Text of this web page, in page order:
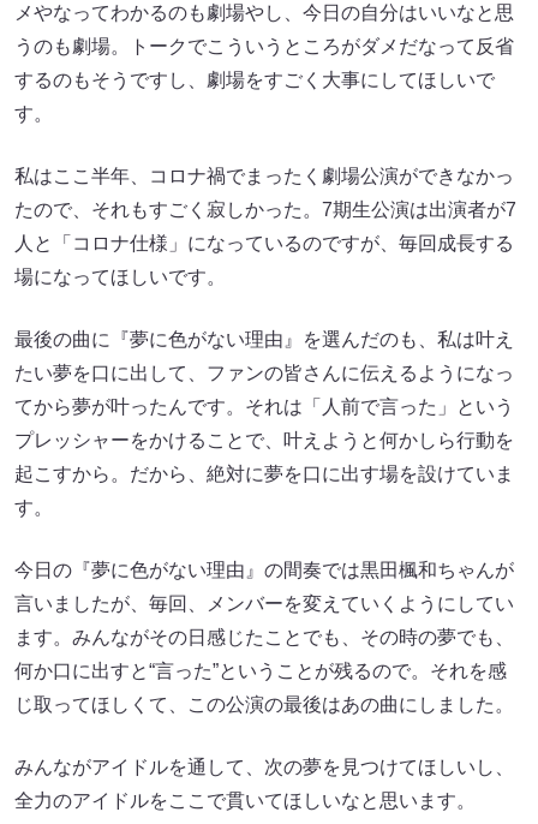
メやなってわかるのも劇場やし、今日の自分はいいなと思
うのも劇場。トークでこういうところがダメだなって反省
するのもそうですし、劇場をすごく大事にしてほしいで
す。
私はここ半年、コロナ禍でまったく劇場公演ができなかっ
たので、それもすごく寂しかった。7期生公演は出演者が7
人と「コロナ仕様」になっているのですが、毎回成長する
場になってほしいです。
最後の曲に『夢に色がない理由』を選んだのも、私は叶え
たい夢を口に出して、ファンの皆さんに伝えるようになっ
てから夢が叶ったんです。それは「人前で言った」という
プレッシャーをかけることで、叶えようと何かしら行動を
起こすから。だから、絶対に夢を口に出す場を設けていま
す。
今日の『夢に色がない理由』の間奏では黒田楓和ちゃんが
言いましたが、毎回、メンバーを変えていくようにしてい
ます。みんながその日感じたことでも、その時の夢でも、
何か口に出すと“言った”ということが残るので。それを感
じ取ってほしくて、この公演の最後はあの曲にしました。
みんながアイドルを通して、次の夢を見つけてほしいし、
全力のアイドルをここで貫いてほしいなと思います。